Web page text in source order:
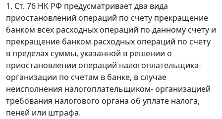
1. Ст. 76 НК РФ предусматривает два вида
приостановлений операций по счету прекращение
банком всех расходных операций по данному счету и
прекращение банком расходных операций по счету
в пределах суммы, указанной в решении о
приостановлении операций налогоплательщика-
организации по счетам в банке, в случае
неисполнения налогоплательщиком- организацией
требования налогового органа об уплате налога,
пеней или штрафа.